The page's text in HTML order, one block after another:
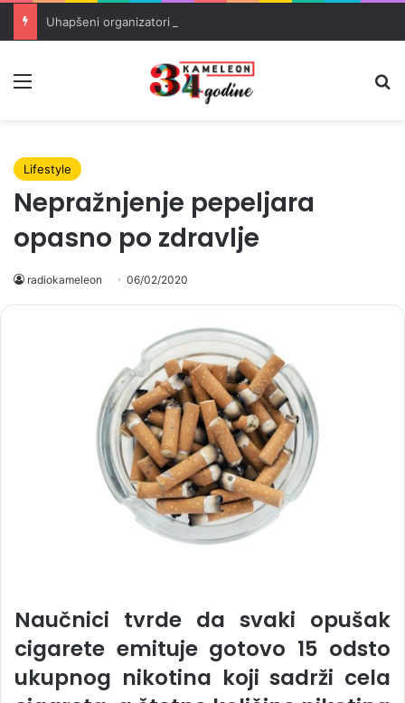
Lifestyle
Nepražnjenje pepeljara
opasno po zdravlje
radiokameleon 06/02/2020
Naučnici tvrde da svaki opušak
cigarete emituje gotovo 15 odsto
ukupnog nikotina koji sadrži cela